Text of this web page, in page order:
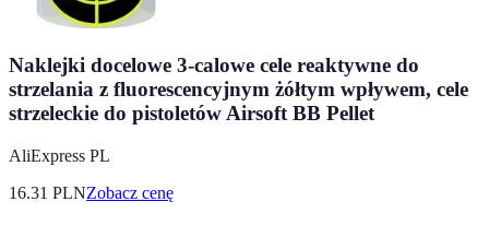
Naklejki docelowe 3-calowe cele reaktywne do
strzelania z fluorescencyjnym żółtym wpływem, cele
strzeleckie do pistoletów Airsoft BB Pellet
AliExpress PL
16.31 PLNZobacz cenę